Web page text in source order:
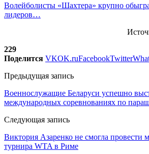
Волейболисты «Шахтера» крупно
лидеров…
229
Поделится VKOK.ruFacebookTwitter
Предыдущая запись
Военнослужащие Беларуси успешно
международных соревнованиях по
Следующая запись
Виктория Азаренко не смогла провести
турнира WTA в Риме